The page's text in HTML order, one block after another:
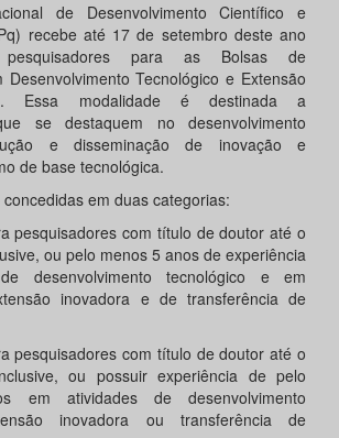
de Desenvolvimento Científico e
recebe até 17 de setembro deste ano
para as Bolsas de
Desenvolvimento Tecnológico e Extensão
Essa modalidade é destinada a
se destaquem no desenvolvimento
e disseminação de inovação e
de base tecnológica.
em duas categorias:
pesquisadores com título de doutor até o
ou pelo menos 5 anos de experiência
desenvolvimento tecnológico e em
inovadora e de transferência de
pesquisadores com título de doutor até o
ou possuir experiência de pelo
em atividades de desenvolvimento
inovadora ou transferência de